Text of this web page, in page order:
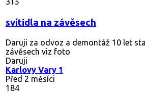
svítidla na závěsech
Daruji za odvoz a demontáž 10 let
závěsech viz foto
Daruji
Karlovy Vary 1
Před 2 měsíci
184